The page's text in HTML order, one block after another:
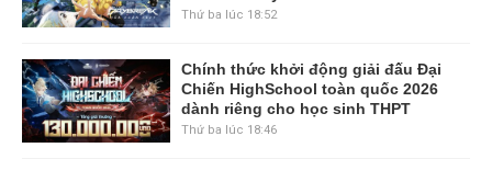
Thứ ba lúc 18:52
Chính thức khởi động giải đấu Đại
Chiến HighSchool toàn quốc 2026
dành riêng cho học sinh THPT
Thứ ba lúc 18:46